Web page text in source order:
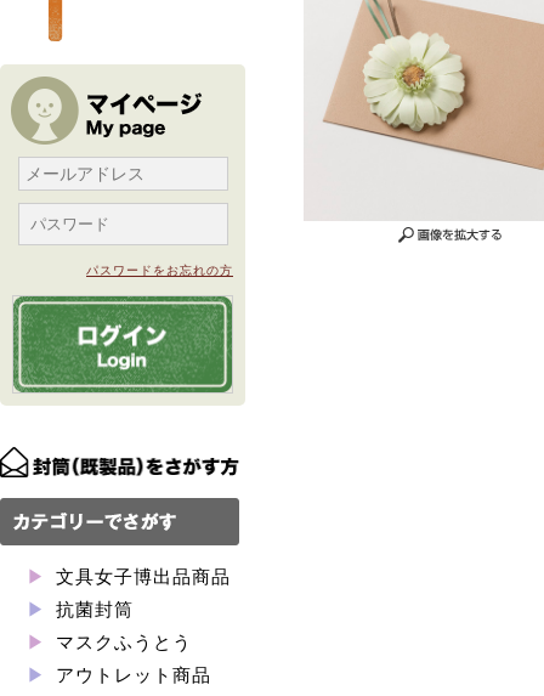
パスワードをお忘れの方
文具女子博出品商品
抗菌封筒
マスクふうとう
アウトレット商品